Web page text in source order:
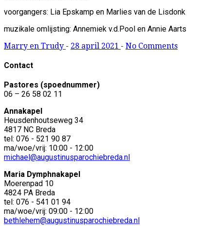
voorgangers: Lia Epskamp en Marlies van de Lisdonk
muzikale omlijsting: Annemiek v.d.Pool en Annie Aarts
Marry en Trudy - 28 april 2021 - No Comments
Contact
Pastores (spoednummer)
06 – 26 58 02 11
Annakapel
Heusdenhoutseweg 34
4817 NC Breda
tel: 076 - 521 90 87
ma/woe/vrij: 10:00 - 12:00
michael@augustinusparochiebreda.nl
Maria Dymphnakapel
Moerenpad 10
4824 PA Breda
tel: 076 - 541 01 94
ma/woe/vrij: 09:00 - 12:00
bethlehem@augustinusparochiebreda.nl